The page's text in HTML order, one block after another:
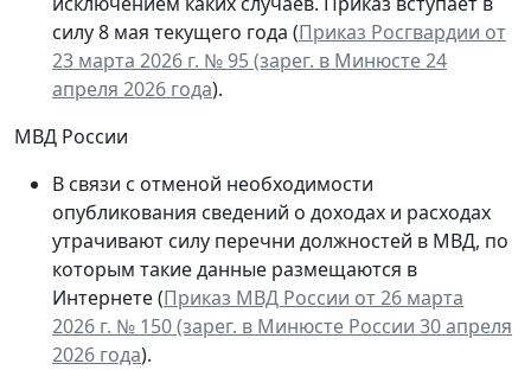
силу 8 мая текущего года (Приказ Росгвардии от
23 марта 2026 г. № 95 (зарег. в Минюсте 24
апреля 2026 года).
МВД России
В связи с отменой необходимости
опубликования сведений о доходах и расходах
утрачивают силу перечни должностей в МВД, по
которым такие данные размещаются в
Интернете (Приказ МВД России от 26 марта
2026 г. № 150 (зарег. в Минюсте России 30 апреля
2026 года).